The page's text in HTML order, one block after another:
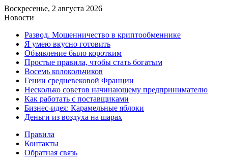
Воскресенье, 2 августа 2026
Новости
Развод. Мошенничество в криптообменнике
Я умею вкусно готовить
Объявление было коротким
Простые правила, чтобы стать богатым
Восемь колокольчиков
Гении средневековой Франции
Несколько советов начинающему предпринимателю
Как работать с поставщиками
Бизнес-идея: Карамельные яблоки
Деньги из воздуха на шарах
Правила
Контакты
Обратная связь